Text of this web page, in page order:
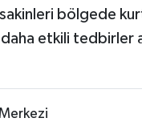
bölgede kurt
etkili tedbirler